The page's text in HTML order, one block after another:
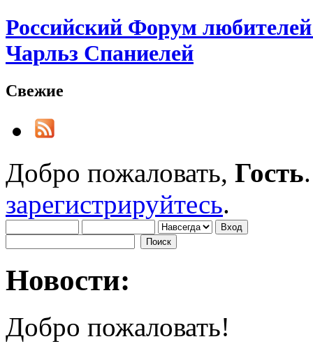
Российский Форум
Чарльз Спаниелей
Свежие
Добро пожаловать, Гость
зарегистрируйтесь.
Новости:
Добро пожаловать!